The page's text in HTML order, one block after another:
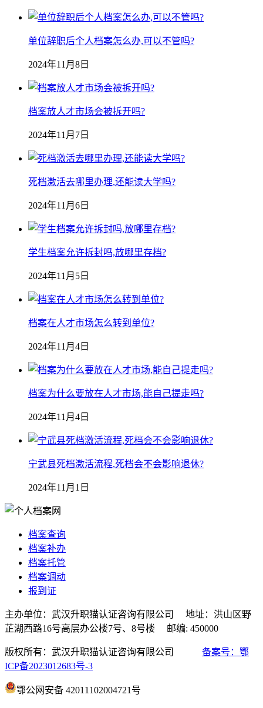
单位辞职后个人档案怎么办,可以不管吗?
2024年11月8日
档案放人才市场会被拆开吗?
2024年11月7日
死档激活去哪里办理,还能读大学吗?
2024年11月6日
学生档案允许拆封吗,放哪里存档?
2024年11月5日
档案在人才市场怎么转到单位?
2024年11月4日
档案为什么要放在人才市场,能自己提走吗?
2024年11月4日
宁武县死档激活流程,死档会不会影响退休?
2024年11月1日
档案查询
档案补办
档案托管
档案调动
报到证
主办单位：武汉升职猫认证咨询有限公司 地址：洪山区野
芷湖西路16号高层办公楼7号、8号楼 邮编: 450000
版权所有：武汉升职猫认证咨询有限公司 备案号：鄂
ICP备2023012683号-3
鄂公网安备 42011102004721号